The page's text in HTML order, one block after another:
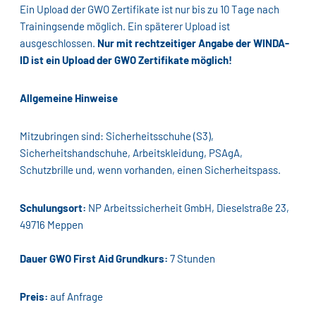
Ein Upload der GWO Zertifikate ist nur bis zu 10 Tage nach
Trainingsende möglich. Ein späterer Upload ist
ausgeschlossen. Nur mit rechtzeitiger Angabe der WINDA-
ID ist ein Upload der GWO Zertifikate möglich!
Allgemeine Hinweise
Mitzubringen sind: Sicherheitsschuhe (S3),
Sicherheitshandschuhe, Arbeitskleidung, PSAgA,
Schutzbrille und, wenn vorhanden, einen Sicherheitspass.
Schulungsort: NP Arbeitssicherheit GmbH, Dieselstraße 23,
49716 Meppen
Dauer GWO First Aid Grundkurs: 7 Stunden
Preis: auf Anfrage